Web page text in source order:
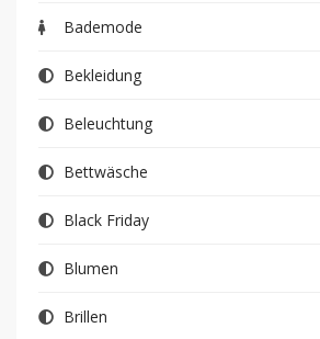
Bademode
Bekleidung
Beleuchtung
Bettwäsche
Black Friday
Blumen
Brillen